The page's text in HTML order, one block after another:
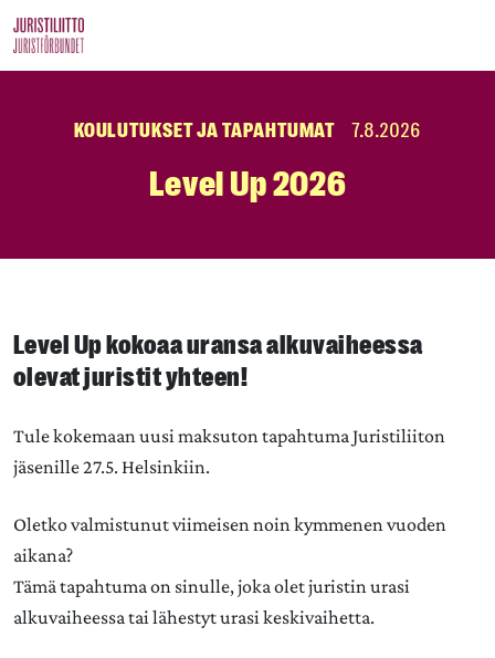
to
KOULUTUKSET JA TAPAHTUMAT 7.8.2026
Level Up 2026
Level Up kokoaa uransa alkuvaiheessa
olevat juristit yhteen!
Tule kokemaan uusi maksuton tapahtuma Juristiliiton
jäsenille 27.5. Helsinkiin.
Oletko valmistunut viimeisen noin kymmenen vuoden
aikana?
Tämä tapahtuma on sinulle, joka olet juristin urasi
alkuvaiheessa tai lähestyt urasi keskivaihetta.